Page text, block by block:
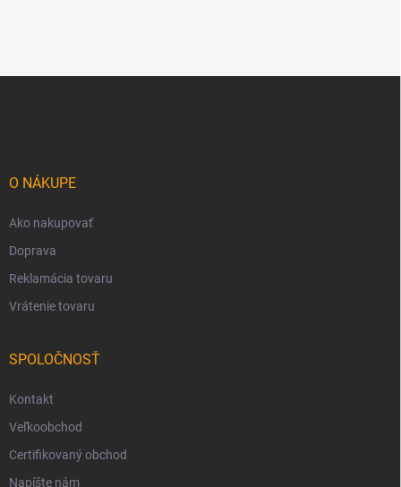
O NÁKUPE
Ako nakupovať
Doprava
Reklamácia tovaru
Vrátenie tovaru
SPOLOČNOSŤ
Kontakt
Veľkoobchod
Certifikovaný obchod
Napíšte nám